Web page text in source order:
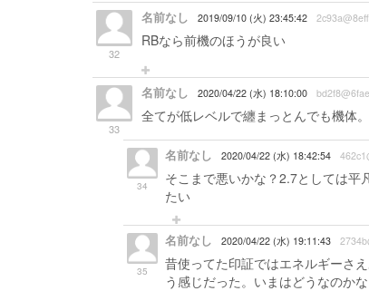
32
名前なし 2019/09/10 (火) 23:45:42
RBなら前機のほうが良い
33
名前なし 2020/04/22 (水) 18:10:00
全てが低レベルで纏まっとんでも機体
34
名前なし 2020/04/22 (水) 18:42:54
そこまで悪いかな？2.7としては平
たい
35
名前なし 2020/04/22 (水) 19:11:43
昔使ってた印証ではエネルギーさ
う感じだった。いまはどうなのかな